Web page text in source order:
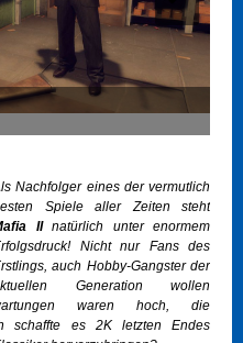
Nachfolger eines der vermutlich
Spiele aller Zeiten steht
IInatürlich unter enormem
Nicht nur Fans des
auch Hobby-Gangster der
Generation wollen
waren hoch, die
schaffte es 2K letzten Endes